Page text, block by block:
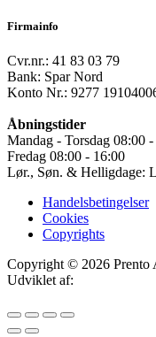
Firmainfo
Cvr.nr.: 41 83 03 79
Bank: Spar Nord
Konto Nr.: 9277
Åbningstider
Mandag - Torsdag 08:00
Fredag 08:00 - 16:00
Lør., Søn. & Helligdage:
Handelsbetingelser
Cookies
Copyrights
Copyright © 2026 Prento
Udviklet af: